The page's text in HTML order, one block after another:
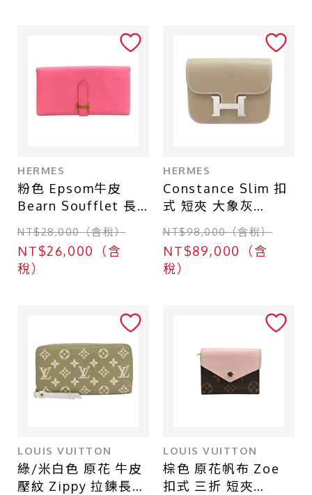
衣物
全新
近全新
九成新
八成新
台北 - 台北本店
台北 - 台北本店-別館
台中 - 廣三SOGO店
台北 - 南港CITY LINK店
HERMES
粉色 Epsom牛皮
Bearn Soufflet 長
夾 X刻 【HERMES
愛馬仕】
NT$28,000（含稅）
NT$26,000（含
稅）
HERMES
Constance Slim 扣
式 短夾 大象灰
Evercolor 牛皮 W刻
銀扣【HERMES 愛
馬仕】
R00793H082214CK
NT$98,000（含稅）
NT$89,000（含
稅）
LOUIS VUITTON
綠/米白色 原花 牛皮
壓紋 Zippy 拉鍊長夾
LOUIS VUITTON
棕色 原花帆布 Zoe
扣式 三折 短夾